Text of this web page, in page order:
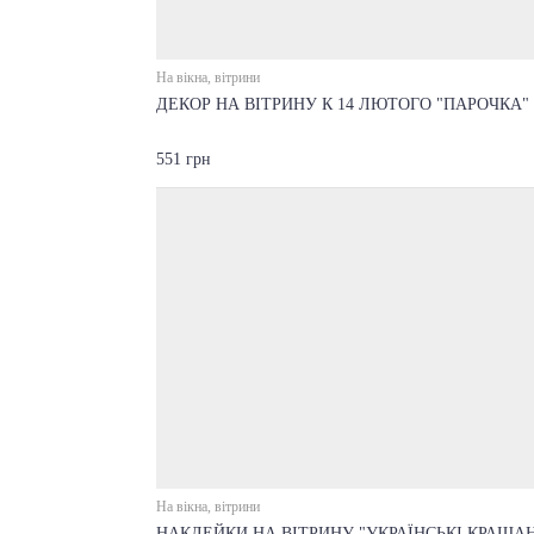
На вікна, вітрини
ДЕКОР НА ВІТРИНУ К 14 ЛЮТОГО "ПАРОЧКА"
551 грн
На вікна, вітрини